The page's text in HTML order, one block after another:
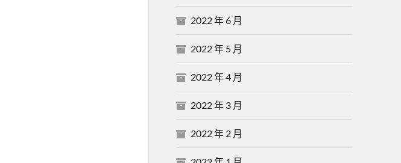
2022 年 6 月
2022 年 5 月
2022 年 4 月
2022 年 3 月
2022 年 2 月